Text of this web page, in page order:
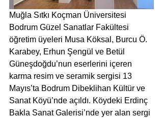
Muğla Sıtkı Koçman Üniversitesi
Bodrum Güzel Sanatlar Fakültesi
öğretim üyeleri Musa Köksal, Burcu Ö.
Karabey, Erhun Şengül ve Betül
Güneşdoğdu’nun eserlerini içeren
karma resim ve seramik sergisi 13
Mayıs’ta Bodrum Dibeklihan Kültür ve
Sanat Köyü’nde açıldı. Köydeki Erdinç
Bakla Sanat Galerisi’nde yer alan sergi